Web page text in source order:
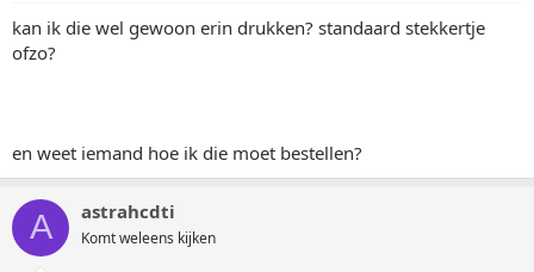
kan ik die wel gewoon erin drukken? standaard stekkertje
ofzo?
en weet iemand hoe ik die moet bestellen?
A astrahcdti
Komt weleens kijken